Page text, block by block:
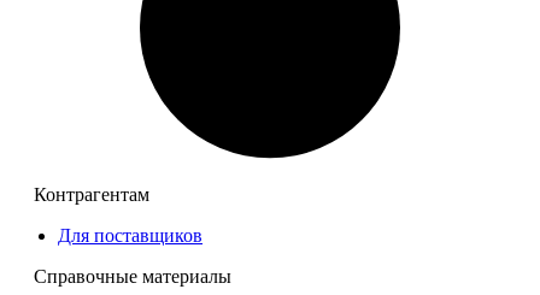
р.
0,00
Контрагентам
Для поставщиков
Справочные материалы